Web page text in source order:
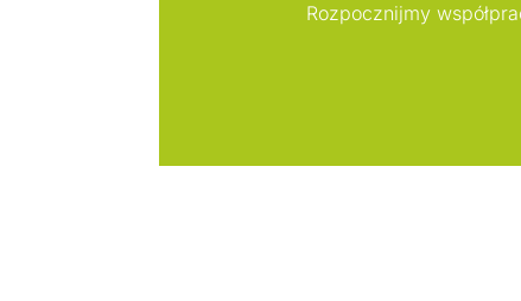
Rozpocznijmy